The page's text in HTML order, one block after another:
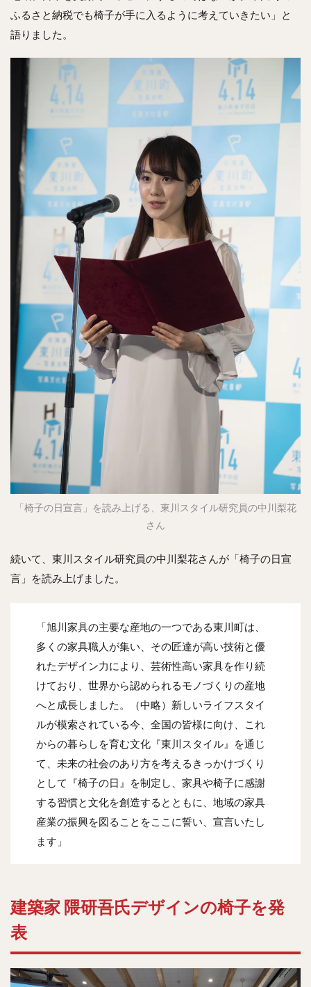
ふるさと納税でも椅子が手に入るように考えていきたい」と
語りました。
「椅子の日宣言」を読み上げる、東川スタイル研究員の中川梨花
さん
続いて、東川スタイル研究員の中川梨花さんが「椅子の日宣
言」を読み上げました。
「旭川家具の主要な産地の⼀つである東川町は、
多くの家具職⼈が集い、その匠達が⾼い技術と優
れたデザイン⼒により、芸術性⾼い家具を作り続
けており、世界から認められるモノづくりの産地
へと成⻑しました。（中略）新しいライフスタイ
ルが模索されている今、全国の皆様に向け、これ
からの暮らしを育む文化『東川スタイル』を通じ
て、未来の社会のあり方を考えるきっかけづくり
として『椅子の日』を制定し、家具や椅子に感謝
する習慣と文化を創造するとともに、地域の家具
産業の振興を図ることをここに誓い、宣言いたし
ます」
建築家 隈研吾氏デザインの椅子を発
表